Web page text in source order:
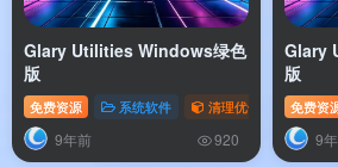
Glary Utilities Windows绿色
版
免费资源 系统软件 清理优化
9年前 920
Glary
版
免费资
9